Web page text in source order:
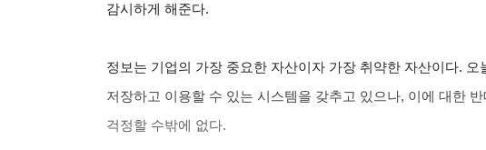
감시하게 해준다.
정보는 기업의 가장 중요한 자산이자 가장 취약한 자산이다.
저장하고 이용할 수 있는 시스템을 갖추고 있으나, 이에 대한
걱정할 수밖에 없다.